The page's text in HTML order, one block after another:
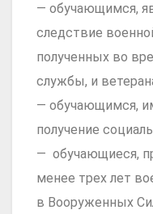
— обучающимся,
следствие
полученных во
службы, и
— обучающимся,
получение
— обучающиеся,
менее трех лет
в Вооруженных